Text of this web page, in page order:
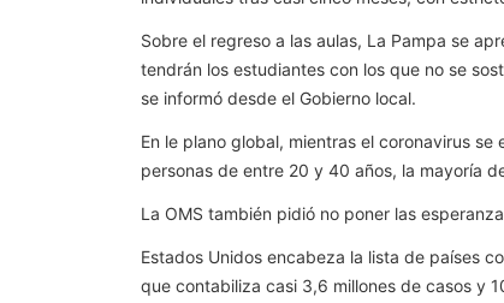
Sobre el regreso a las aulas, La Pampa se
tendrán los estudiantes con los que no se
se informó desde el Gobierno local.
En le plano global, mientras el coronavirus
personas de entre 20 y 40 años, la mayoría
La OMS también pidió no poner las
Estados Unidos encabeza la lista de países
que contabiliza casi 3,6 millones de casos y